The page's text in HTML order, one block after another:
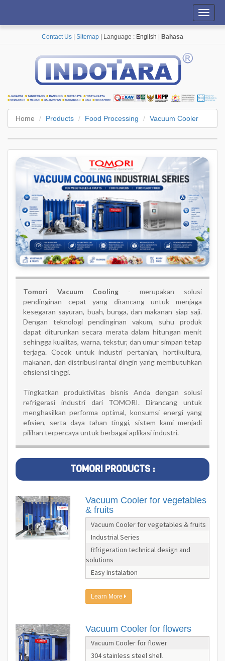
Contact Us Sitemap | Language : English Bahasa
Home Products Food Processing Vacuum Cooler
Tomori Vacuum Cooling - merupakan solusi
pendinginan cepat yang dirancang untuk menjaga
kesegaran sayuran, buah, bunga, dan makanan siap saji.
Dengan teknologi pendinginan vakum, suhu produk
dapat diturunkan secara merata dalam hitungan menit
sehingga kualitas, warna, tekstur, dan umur simpan tetap
terjaga. Cocok untuk industri pertanian, hortikultura,
makanan, dan distribusi rantai dingin yang membutuhkan
efisiensi tinggi.
Tingkatkan produktivitas bisnis Anda dengan solusi
refrigerasi industri dari TOMORI. Dirancang untuk
menghasilkan performa optimal, konsumsi energi yang
efisien, serta daya tahan tinggi, sistem kami menjadi
pilihan terpercaya untuk berbagai aplikasi industri.
TOMORI PRODUCTS :
Vacuum Cooler for vegetables
& fruits
Vacuum Cooler for vegetables & fruits
Industrial Series
Rfrigeration technical design and
solutions
Easy Instalation
Learn More
Vacuum Cooler for flowers
Vacuum Cooler for flower
304 stainless steel shell